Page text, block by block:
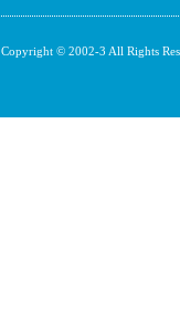
Copyright © 2002-3 All Rights